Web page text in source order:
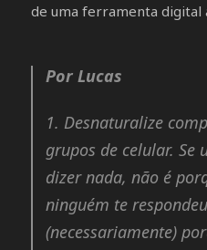
de uma ferramenta digital
Por Lucas
1. Desnaturalize
grupos de celular. Se
dizer nada, não é
ninguém te
(necessariamente)